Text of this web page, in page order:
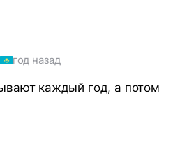
год назад
каждый год, а потом